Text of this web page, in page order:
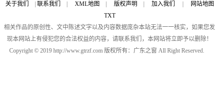
关于我们 联系我们 XML地图 版权声明 加入我们
网站地图
TXT
相关作品的原创性、文中陈述文字以及内容数据庞杂本站无法一一核实，如果您发
现本网站上有侵犯您的合法权益的内容，请联系我们，本网站将立即予以删除！
Copyright © 2019 http://www.gtrzf.com 版权所有：广东之窗 All Right Reserved.